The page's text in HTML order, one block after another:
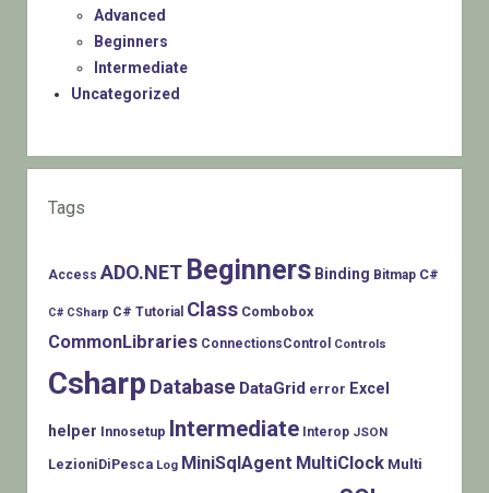
Advanced
Beginners
Intermediate
Uncategorized
Tags
Access ADO.NET Beginners Binding Bitmap C#
C# CSharp C# Tutorial Class Combobox
CommonLibraries ConnectionsControl Controls
Csharp Database DataGrid error Excel
helper Innosetup Intermediate Interop JSON
LezioniDiPesca Log MiniSqlAgent MultiClock Multi